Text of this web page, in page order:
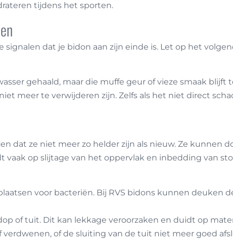
tijdens het sporten.
dat je bidon aan zijn einde is. Let op het
gehaald, maar die muffe geur of vieze smaak
meer te verwijderen zijn. Zelfs als het niet direct
dat ze niet meer zo helder zijn als nieuw. Ze kunnen
op slijtage van het oppervlak en inbedding van
voor bacteriën. Bij RVS bidons kunnen deuken
of tuit. Dit kan lekkage veroorzaken en duidt op
of de sluiting van de tuit niet meer goed